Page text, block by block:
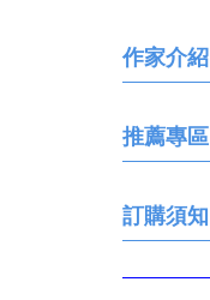
作家介紹
推薦專區
訂購須知